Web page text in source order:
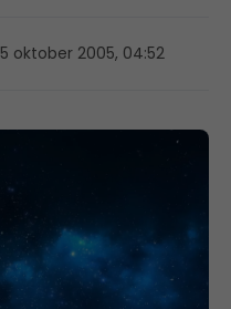
5 oktober 2005, 04:52